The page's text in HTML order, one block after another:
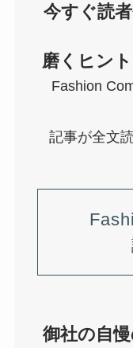
今すぐ読
磨くヒン
Fashion
記事が全文
御社の自